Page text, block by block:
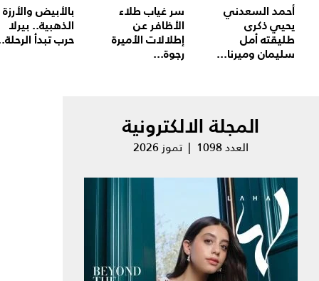
أحمد السعدني
يحيي ذكرى
طليقته أمل
سليمان وميرنا...
سر غياب طلاء
الأظافر عن
إطلالات الأميرة
رجوة...
بالأبيض والأرزة
الذهبية.. بيرلا
حرب تبدأ
المجلة الالكترونية
العدد 1098 | تموز 2026